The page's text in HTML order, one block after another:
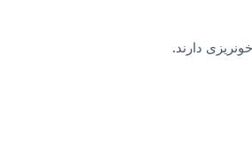
دارند.